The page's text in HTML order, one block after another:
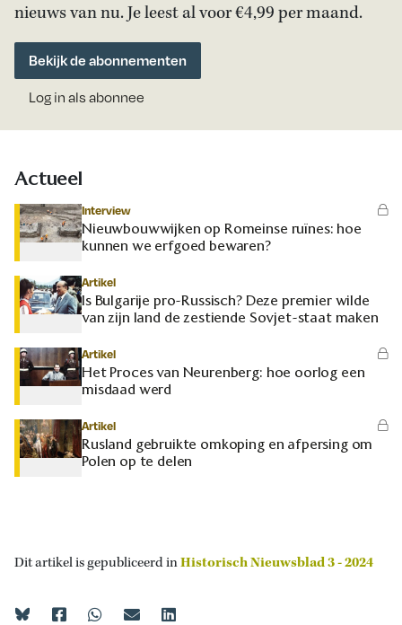
nieuws van nu. Je leest al voor €4,99 per maand.
Bekijk de abonnementen
Log in als abonnee
Actueel
Interview
Nieuwbouwwijken op Romeinse ruïnes: hoe
kunnen we erfgoed bewaren?
Artikel
Is Bulgarije pro-Russisch? Deze premier wilde
van zijn land de zestiende Sovjet-staat maken
Artikel
Het Proces van Neurenberg: hoe oorlog een
misdaad werd
Artikel
Rusland gebruikte omkoping en afpersing om
Polen op te delen
Dit artikel is gepubliceerd inHistorisch Nieuwsblad 3 - 2024